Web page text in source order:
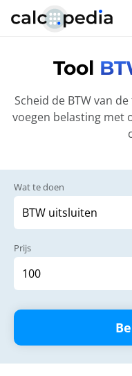
Tool
Scheid de BTW van
voegen belasting met
Wat te doen
Prijs